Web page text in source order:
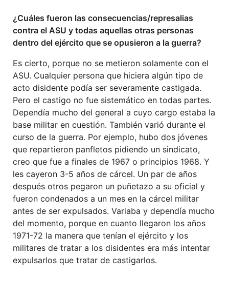
¿Cuáles fueron las consecuencias/represalias
contra el ASU y todas aquellas otras personas
dentro del ejército que se opusieron a la guerra?
Es cierto, porque no se metieron solamente con el
ASU. Cualquier persona que hiciera algún tipo de
acto disidente podía ser severamente castigada.
Pero el castigo no fue sistemático en todas partes.
Dependía mucho del general a cuyo cargo estaba la
base militar en cuestión. También varió durante el
curso de la guerra. Por ejemplo, hubo dos jóvenes
que repartieron panfletos pidiendo un sindicato,
creo que fue a finales de 1967 o principios 1968. Y
les cayeron 3-5 años de cárcel. Un par de años
después otros pegaron un puñetazo a su oficial y
fueron condenados a un mes en la cárcel militar
antes de ser expulsados. Variaba y dependía mucho
del momento, porque en cuanto llegaron los años
1971-72 la manera que tenían el ejército y los
militares de tratar a los disidentes era más intentar
expulsarlos que tratar de castigarlos.